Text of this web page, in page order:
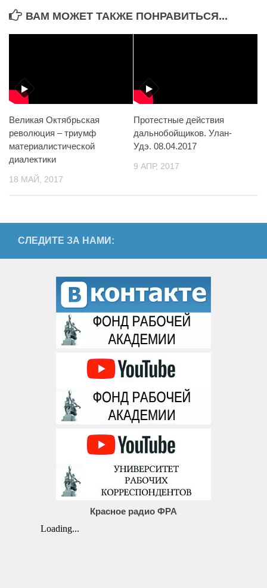
ВАМ МОЖЕТ ТАКЖЕ ПОНРАВИТЬСЯ...
Великая Октябрьская
революция – триумф
материалистической
диалектики
18 МАЙ, 2017
Протестные действия
дальнобойщиков. Улан-
Удэ. 08.04.2017
9 АПР, 2017
СЛЕДИТЕ ЗА НАМИ:
Красное радио ФРА